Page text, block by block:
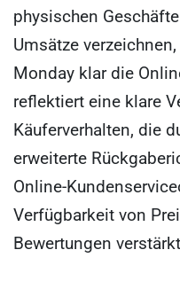
physischen
Umsätze
Monday klar die
reflektiert eine klare
Käuferverhalten, die
erweiterte
Online-
Verfügbarkeit von
Bewertungen